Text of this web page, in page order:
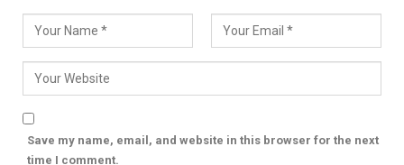
Save my name, email, and website in this browser for the next
time I comment.